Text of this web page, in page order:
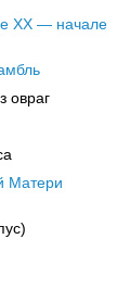
XX — начале
овраг
Матери